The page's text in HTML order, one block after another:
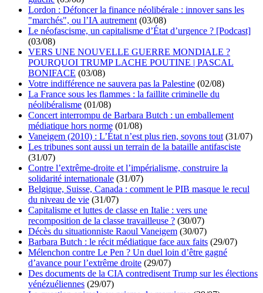
Lordon : Défoncer la finance néolibérale : innover sans les
"marchés", ou l’IA autrement (03/08)
Le néofascisme, un capitalisme d’État d’urgence ? [Podcast]
(03/08)
VERS UNE NOUVELLE GUERRE MONDIALE ?
POURQUOI TRUMP LACHE POUTINE | PASCAL
BONIFACE (03/08)
Votre indifférence ne sauvera pas la Palestine (02/08)
La France sous les flammes : la faillite criminelle du
néolibéralisme (01/08)
Concert interrompu de Barbara Butch : un emballement
médiatique hors norme (01/08)
Vaneigem (2010) : L’État n’est plus rien, soyons tout (31/07)
Les tribunes sont aussi un terrain de la bataille antifasciste
(31/07)
Contre l’extrême-droite et l’impérialisme, construire la
solidarité internationale (31/07)
Belgique, Suisse, Canada : comment le PIB masque le recul
du niveau de vie (31/07)
Capitalisme et luttes de classe en Italie : vers une
recomposition de la classe travailleuse ? (30/07)
Décès du situationniste Raoul Vaneigem (30/07)
Barbara Butch : le récit médiatique face aux faits (29/07)
Mélenchon contre Le Pen ? Un duel loin d’être gagné
d’avance pour l’extrême droite (29/07)
Des documents de la CIA contredisent Trump sur les élections
vénézuéliennes (29/07)